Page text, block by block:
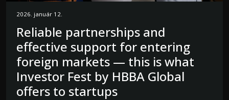
2026. január 12.
Reliable partnerships and
effective support for entering
foreign markets — this is what
Investor Fest by HBBA Global
offers to startups